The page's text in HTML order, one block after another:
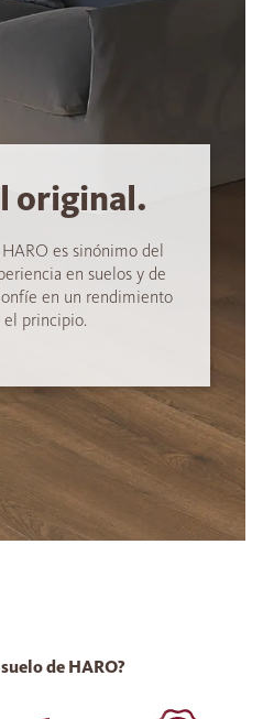
original.
HARO es sinónimo del
en suelos y de
en un rendimiento
el principio.
de HARO?